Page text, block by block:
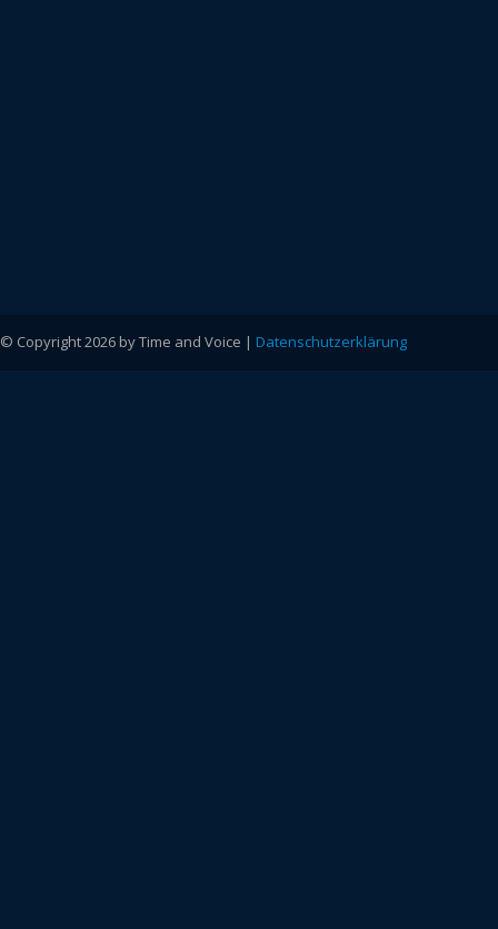
© Copyright 2026 by Time and Voice | Datenschutzerklärung